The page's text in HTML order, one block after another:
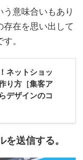
意味合いもあり
存在を思い出して
。
ネットショッ
り方［集客ア
デザインのコ
送信する。